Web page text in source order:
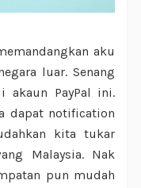
aku
luar. Senang
akaun PayPal ini.
dapat notification
kita tukar
Malaysia. Nak
pun mudah